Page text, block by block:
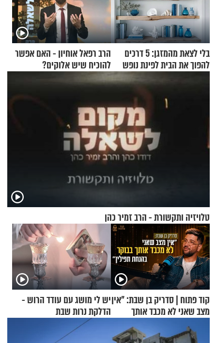
בלי לצאת מהמזגן: 5 דרכים
להפוך את הבית לפינת נופש
הרב רפאל אוחיון - האם אפשר
להוכיח שיש אלוקים?
טלויזיה ותקשורת - הרב זמיר כהן
קוד פתוח | סדריק בן שבת: "אין
מצב שאני לא מכבד אותך
בבוקר בהנחת תפילין"
יש לי מושג עם עודד הרוש -
הדלקת נרות שבת